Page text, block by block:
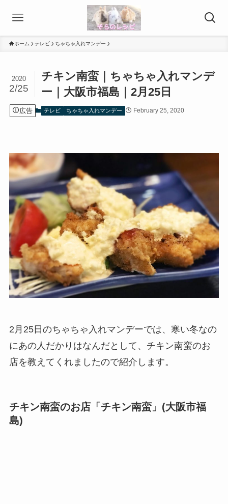
ホーム テレビ ちゃちゃ入れマンデー
チキン南蛮｜ちゃちゃ入れマンデ
ー｜大阪市福島｜2月25日
2020
2/25
広告 テレビ ちゃちゃ入れマンデー February 25, 2020
2月25日のちゃちゃ入れマンデーでは、寒い冬なの
にあの人だかりはなんだとして、チキン南蛮のお
店を教えてくれましたので紹介します。
チキン南蛮のお店「チキン南蛮」(大阪市福
島)